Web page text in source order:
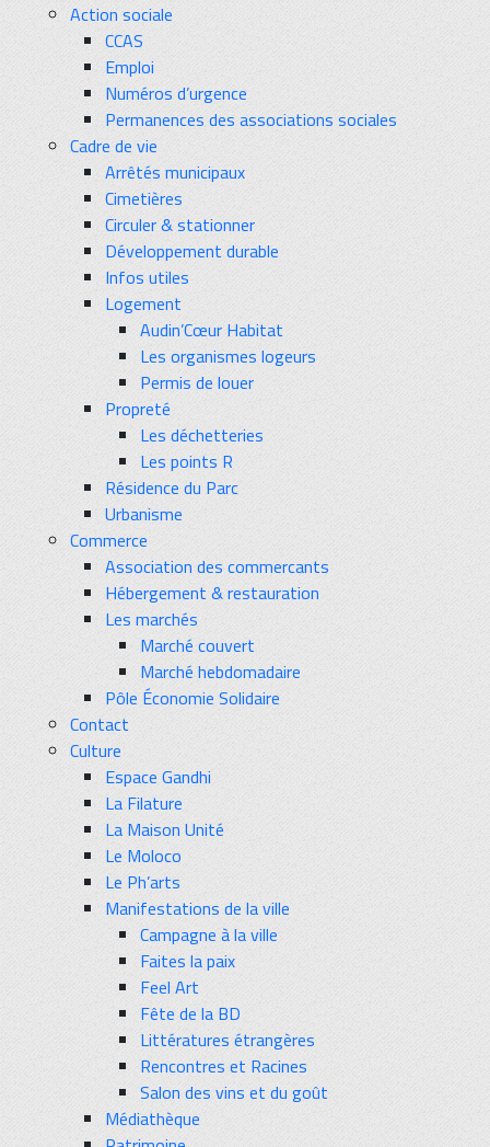
Action sociale
CCAS
Emploi
Numéros d’urgence
Permanences des associations sociales
Cadre de vie
Arrêtés municipaux
Cimetières
Circuler & stationner
Développement durable
Infos utiles
Logement
Audin’Cœur Habitat
Les organismes logeurs
Permis de louer
Propreté
Les déchetteries
Les points R
Résidence du Parc
Urbanisme
Commerce
Association des commercants
Hébergement & restauration
Les marchés
Marché couvert
Marché hebdomadaire
Pôle Économie Solidaire
Contact
Culture
Espace Gandhi
La Filature
La Maison Unité
Le Moloco
Le Ph’arts
Manifestations de la ville
Campagne à la ville
Faites la paix
Feel Art
Fête de la BD
Littératures étrangères
Rencontres et Racines
Salon des vins et du goût
Médiathèque